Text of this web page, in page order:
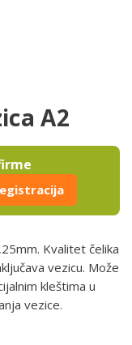
A2
Kvalitet čelika
vezicu. Može
kleštima u
vezice.